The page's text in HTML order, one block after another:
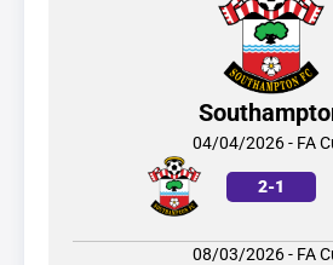
04/04/2026 - FA
2-1
08/03/2026 - FA